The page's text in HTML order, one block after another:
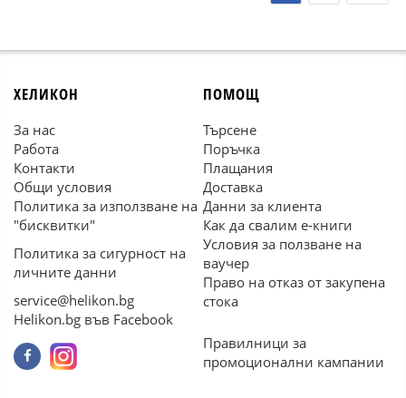
ХЕЛИКОН
За нас
Работа
Контакти
Общи условия
Политика за използване на
"бисквитки"
Политика за сигурност на
личните данни
service@helikon.bg
Helikon.bg във Facebook
ПОМОЩ
Търсене
Поръчка
Плащания
Доставка
Данни за клиента
Как да свалим е-книги
Условия за ползване на
ваучер
Право на отказ от закупена
стока
Правилници за
промоционални кампании